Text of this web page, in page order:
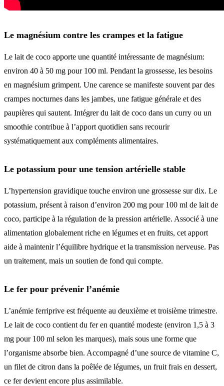
Le magnésium contre les crampes et la fatigue
Le lait de coco apporte une quantité intéressante de magnésium:
environ 40 à 50 mg pour 100 ml. Pendant la grossesse, les besoins
en magnésium grimpent. Une carence se manifeste souvent par des
crampes nocturnes dans les jambes, une fatigue générale et des
paupières qui sautent. Intégrer du lait de coco dans un curry ou un
smoothie contribue à l’apport quotidien sans recourir
systématiquement aux compléments alimentaires.
Le potassium pour une tension artérielle stable
L’hypertension gravidique touche environ une grossesse sur dix. Le
potassium, présent à raison d’environ 200 mg pour 100 ml de lait de
coco, participe à la régulation de la pression artérielle. Associé à une
alimentation globalement riche en légumes et en fruits, cet apport
aide à maintenir l’équilibre hydrique et la transmission nerveuse. Pas
un traitement, mais un soutien de fond qui compte.
Le fer pour prévenir l’anémie
L’anémie ferriprive est fréquente au deuxième et troisième trimestre.
Le lait de coco contient du fer en quantité modeste (environ 1,5 à 3
mg pour 100 ml selon les marques), mais sous une forme que
l’organisme absorbe bien. Accompagné d’une source de vitamine C,
un filet de citron dans la poêlée de légumes, un fruit frais en dessert,
ce fer devient encore plus assimilable.